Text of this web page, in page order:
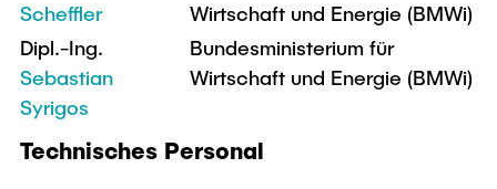
Scheffler
Wirtschaft und Energie (BMWi)
Dipl.-Ing.
Sebastian
Syrigos
Bundesministerium für
Wirtschaft und Energie (BMWi)
Technisches Personal